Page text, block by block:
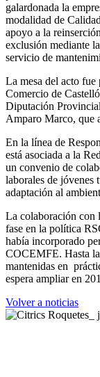
galardonada la
modalidad de
apoyo a la
exclusión mediante
servicio de
La mesa del acto fue
Comercio de
Diputación
Amparo Marco, que
En la línea de
está asociada a la
un convenio de
laborales de jóvenes
adaptación al
La colaboración con
fase en la política
había incorporado
COCEMFE. Hasta la
mantenidas en
espera ampliar en
Volver a noticias